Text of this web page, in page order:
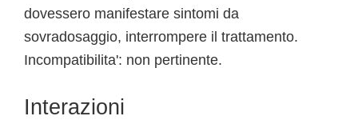
dovessero manifestare sintomi da
sovradosaggio, interrompere il trattamento.
Incompatibilita': non pertinente.
Interazioni